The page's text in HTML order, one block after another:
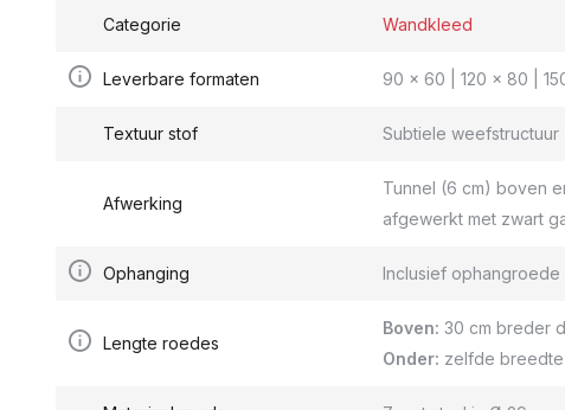
Categorie Wandkleed
Leverbare formaten 90 x 60 | 120 x 80 |
Textuur stof Subtiele weefstructuur
Afwerking
Tunnel (6 cm) boven
afgewerkt met zwart
Ophanging Inclusief
Lengte roedes
Boven: 30 cm breder
Onder: zelfde